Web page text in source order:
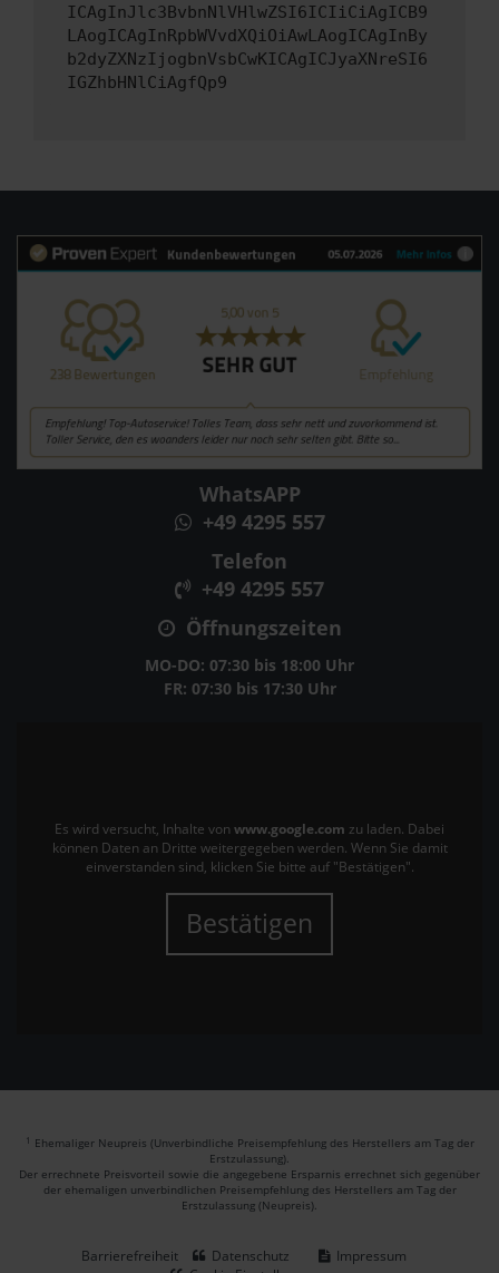
ICAgInJlc3BvbnNlVHlwZSI6ICIiCiAgICB9
LAogICAgInRpbWVvdXQiOiAwLAogICAgInBy
b2dyZXNzIjogbnVsbCwKICAgICJyaXNreSI6
IGZhbHNlCiAgfQp9
WhatsAPP
+49 4295 557
Telefon
+49 4295 557
Öffnungszeiten
MO-DO: 07:30 bis 18:00 Uhr
FR: 07:30 bis 17:30 Uhr
Es wird versucht, Inhalte von www.google.com zu laden. Dabei
können Daten an Dritte weitergegeben werden. Wenn Sie damit
einverstanden sind, klicken Sie bitte auf "Bestätigen".
Bestätigen
1 Ehemaliger Neupreis (Unverbindliche Preisempfehlung des Herstellers am Tag der
Erstzulassung).
Der errechnete Preisvorteil sowie die angegebene Ersparnis errechnet sich gegenüber
der ehemaligen unverbindlichen Preisempfehlung des Herstellers am Tag der
Erstzulassung (Neupreis).
Barrierefreiheit Datenschutz
Impressum